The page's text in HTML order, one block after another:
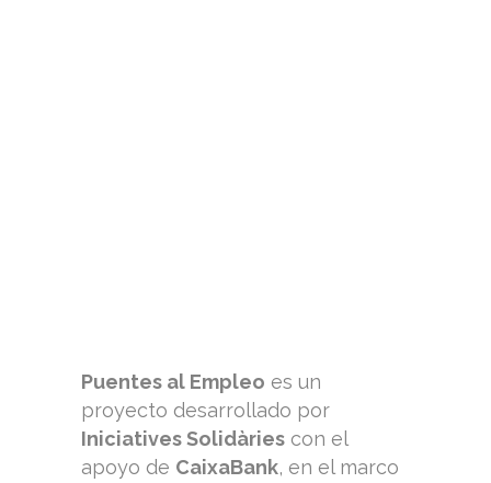
Puentes al Empleo es un
proyecto desarrollado por
Iniciatives Solidàries con el
apoyo de CaixaBank, en el marco